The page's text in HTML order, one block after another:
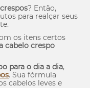
? Então,
para realçar seus
os itens certos
cabelo crespo
para o dia a dia,
. Sua fórmula
cabelos leves e